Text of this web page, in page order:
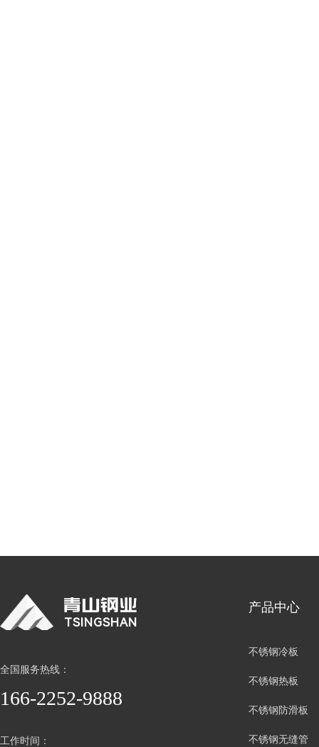
产品中心
TSINGSHAN
不锈钢冷板
不锈钢热板
不锈钢防滑板
不锈钢无缝管
166-2252-9888
全国服务热线：
工作时间：